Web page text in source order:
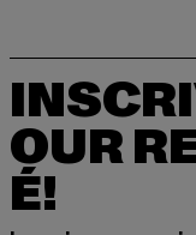
OUR
É!